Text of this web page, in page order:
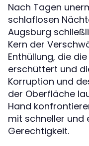
Nach Tagen
schlaflosen
Augsburg
Kern der
Enthüllung, die
erschüttert und
Korruption und
der Oberfläche
Hand
mit schneller und
Gerechtigkeit.